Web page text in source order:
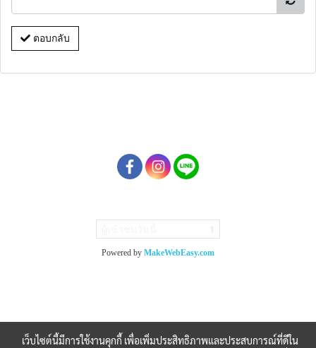
ตอบกลับ
Powered by MakeWebEasy.com
เว็บไซต์นี้มีการใช้งานคุกกี้ เพื่อเพิ่มประสิทธิภาพและประสบการณ์ที่ดีใน